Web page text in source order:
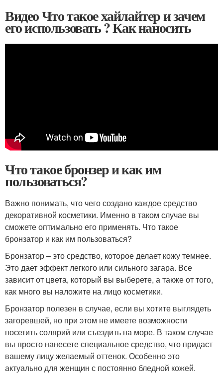
Видео Что такое хайлайтер и зачем
его использовать ? Как наносить
Что такое бронзер и как им
пользоваться?
Важно понимать, что чего создано каждое средство
декоративной косметики. Именно в таком случае вы
сможете оптимально его применять. Что такое
бронзатор и как им пользоваться?
Бронзатор – это средство, которое делает кожу темнее.
Это дает эффект легкого или сильного загара. Все
зависит от цвета, который вы выберете, а также от того,
как много вы наложите на лицо косметики.
Бронзатор полезен в случае, если вы хотите выглядеть
загоревшей, но при этом не имеете возможности
посетить солярий или съездить на море. В таком случае
вы просто нанесете специальное средство, что придаст
вашему лицу желаемый оттенок. Особенно это
актуально для женщин с постоянно бледной кожей.